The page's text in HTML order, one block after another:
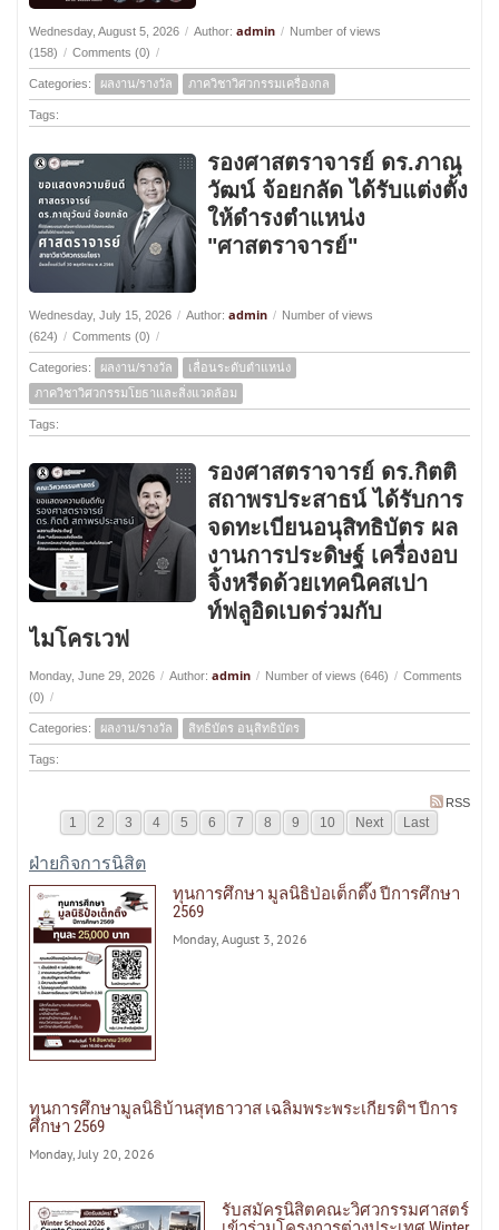
Wednesday, August 5, 2026 / Author: admin / Number of views
(158) / Comments (0) /
Categories: ผลงาน/รางวัล ภาควิชาวิศวกรรมเครื่องกล
Tags:
รองศาสตราจารย์ ดร.ภาณุ
วัฒน์ จ้อยกลัด ได้รับแต่งตั้ง
ให้ดำรงตำแหน่ง
"ศาสตราจารย์"
Wednesday, July 15, 2026 / Author: admin / Number of views
(624) / Comments (0) /
Categories: ผลงาน/รางวัล
เลื่อนระดับตำแหน่ง
ภาควิชาวิศวกรรมโยธาและสิ่งแวดล้อม
Tags:
รองศาสตราจารย์ ดร.กิตติ
สถาพรประสาธน์ ได้รับการ
จดทะเบียนอนุสิทธิบัตร ผล
งานการประดิษฐ์ เครื่องอบ
จิ้งหรีดด้วยเทคนิคสเปา
ท์ฟลูอิดเบดร่วมกับ
ไมโครเวฟ
Monday, June 29, 2026 / Author: admin / Number of views (646) / Comments
(0) /
Categories: ผลงาน/รางวัล สิทธิบัตร อนุสิทธิบัตร
Tags:
RSS
1 2 3 4 5 6 7 8 9 10 Next Last
ฝ่ายกิจการนิสิต
ทุนการศึกษา มูลนิธิป่อเต็กตึ๊ง ปีการศึกษา
2569
Monday, August 3, 2026
ทุนการศึกษามูลนิธิบ้านสุทธาวาส เฉลิมพระพระเกียรติฯ ปีการ
ศึกษา 2569
Monday, July 20, 2026
รับสมัครนิสิตคณะวิศวกรรมศาสตร์